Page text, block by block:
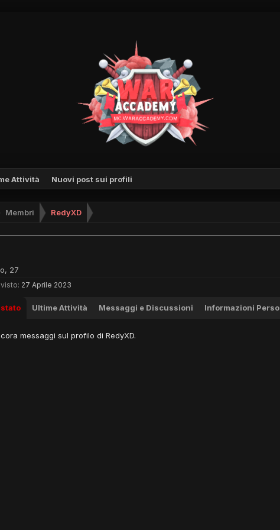
Attività Nuovi post sui profili
Membri RedyXD
27
27 Aprile 2023
Ultime Attività Messaggi e Discussioni Informazioni
messaggi sul profilo di RedyXD.